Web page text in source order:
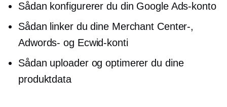
Sådan konfigurerer du din Google Ads-konto
Sådan linker du dine Merchant Center-,
Adwords- og Ecwid-konti
Sådan uploader og optimerer du dine
produktdata